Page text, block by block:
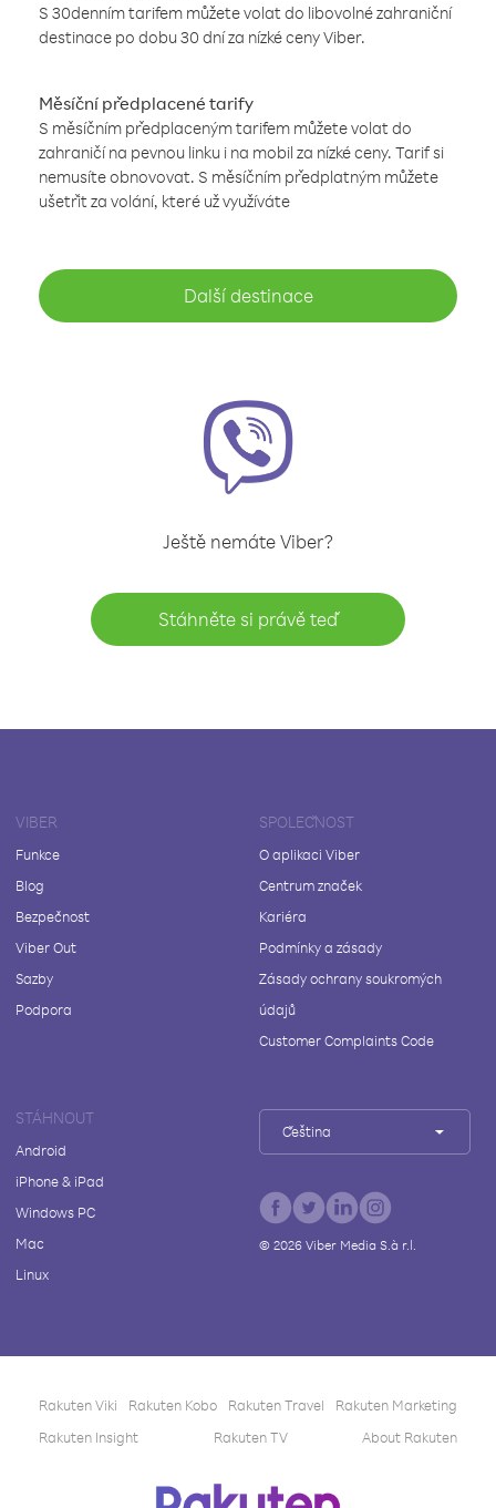
S 30denním tarifem můžete volat do libovolné zahraniční
destinace po dobu 30 dní za nízké ceny Viber.
Měsíční předplacené tarify
S měsíčním předplaceným tarifem můžete volat do
zahraničí na pevnou linku i na mobil za nízké ceny. Tarif si
nemusíte obnovovat. S měsíčním předplatným můžete
ušetřit za volání, které už využíváte
Další destinace
Ještě nemáte Viber?
Stáhněte si právě teď
VIBER
Funkce
Blog
Bezpečnost
Viber Out
Sazby
Podpora
SPOLEČNOST
O aplikaci Viber
Centrum značek
Kariéra
Podmínky a zásady
Zásady ochrany soukromých
údajů
Customer Complaints Code
STÁHNOUT
Android
iPhone & iPad
Windows PC
Mac
Linux
Čeština
© 2026Viber Media S.à r.l.
Rakuten Viki Rakuten Kobo Rakuten Travel
Rakuten Marketing
Rakuten Insight
Rakuten TV About Rakuten